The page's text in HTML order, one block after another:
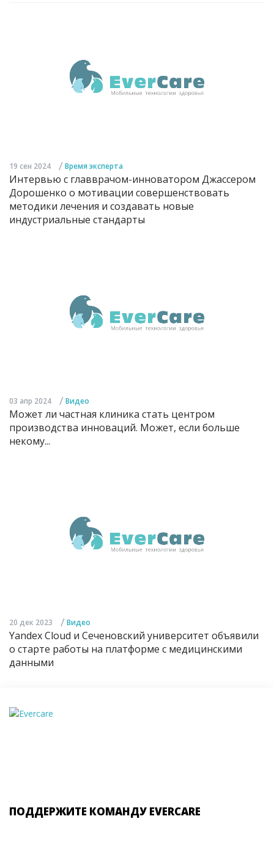
19 сен 2024 / Время эксперта
Интервью с главврачом-инноватором Джассером
Дорошенко о мотивации совершенствовать
методики лечения и создавать новые
индустриальные стандарты
03 апр 2024 / Видео
Может ли частная клиника стать центром
производства инноваций. Может, если больше
некому...
20 дек 2023 / Видео
Yandex Cloud и Сеченовский университет объявили
о старте работы на платформе с медицинскими
данными
ПОДДЕРЖИТЕ КОМАНДУ EVERCARE